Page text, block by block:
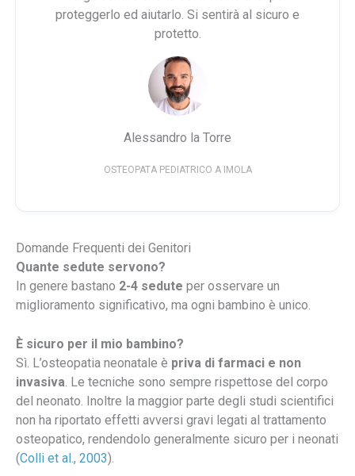
proteggerlo ed aiutarlo. Si sentirà al sicuro e
protetto.
Alessandro la Torre
OSTEOPATA PEDIATRICO A IMOLA
Domande Frequenti dei Genitori
Quante sedute servono?
In genere bastano 2-4 sedute per osservare un
miglioramento significativo, ma ogni bambino è unico.
È sicuro per il mio bambino?
Sì. L’osteopatia neonatale è priva di farmaci e non
invasiva. Le tecniche sono sempre rispettose del corpo
del neonato. Inoltre la maggior parte degli studi scientifici
non ha riportato effetti avversi gravi legati al trattamento
osteopatico, rendendolo generalmente sicuro per i neonati
(Colli et al., 2003).